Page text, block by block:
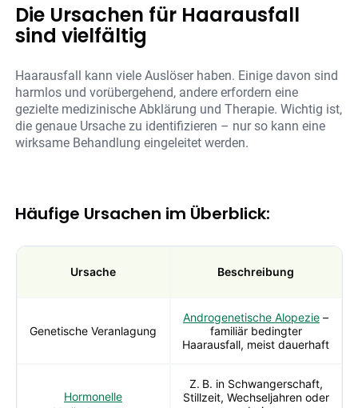
Die Ursachen für Haarausfall
sind vielfältig
Haarausfall kann viele Auslöser haben. Einige davon sind
harmlos und vorübergehend, andere erfordern eine
gezielte medizinische Abklärung und Therapie. Wichtig ist,
die genaue Ursache zu identifizieren – nur so kann eine
wirksame Behandlung eingeleitet werden.
Häufige Ursachen im Überblick:
Ursache Beschreibung
Genetische Veranlagung
Androgenetische Alopezie –
familiär bedingter
Haarausfall, meist dauerhaft
Hormonelle
Z. B. in Schwangerschaft,
Stillzeit, Wechseljahren oder